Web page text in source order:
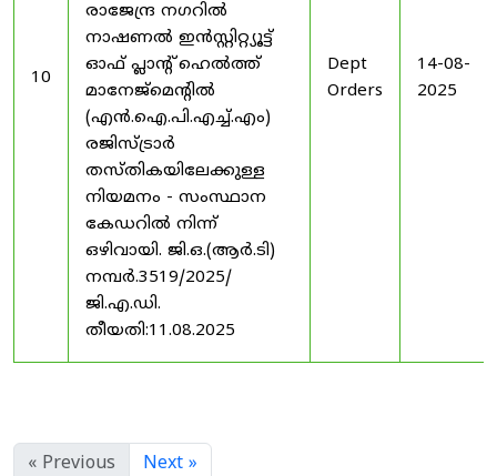
10
രാജേന്ദ്ര നഗറിൽ
നാഷണൽ ഇൻസ്റ്റിറ്റ്യൂട്ട്
ഓഫ് പ്ലാന്റ് ഹെൽത്ത്
മാനേജ്‌മെന്റിൽ
(എൻ.ഐ.പി.എച്ച്.എം)
രജിസ്ട്രാർ
തസ്തികയിലേക്കുള്ള
നിയമനം - സംസ്ഥാന
കേഡറിൽ നിന്ന്
ഒഴിവായി. ജി.ഒ.(ആർ.ടി)
നമ്പർ.3519/2025/
ജി.എ.ഡി.
തീയതി:11.08.2025
Dept
Orders
14-08-
2025
« Previous Next »